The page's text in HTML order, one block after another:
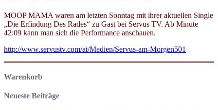
MOOP MAMA waren am letzten Sonntag mit ihrer aktuellen Single
„Die Erfindung Des Rades“ zu Gast bei Servus TV. Ab Minute
42:09 kann man sich die Performance anschauen.
http://www.servustv.com/at/Medien/Servus-am-Morgen501
Warenkorb
Neueste Beiträge